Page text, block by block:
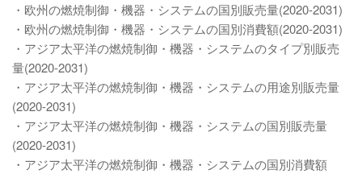
・欧州の燃焼制御・機器・システムの国別販売量(2020-2031)
・欧州の燃焼制御・機器・システムの国別消費額(2020-2031)
・アジア太平洋の燃焼制御・機器・システムのタイプ別販売
量(2020-2031)
・アジア太平洋の燃焼制御・機器・システムの用途別販売量
(2020-2031)
・アジア太平洋の燃焼制御・機器・システムの国別販売量
(2020-2031)
・アジア太平洋の燃焼制御・機器・システムの国別消費額